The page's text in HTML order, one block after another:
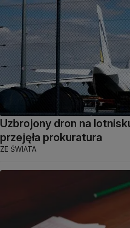
Uzbrojony dron na
przejęła prokuratura
ZE ŚWIATA